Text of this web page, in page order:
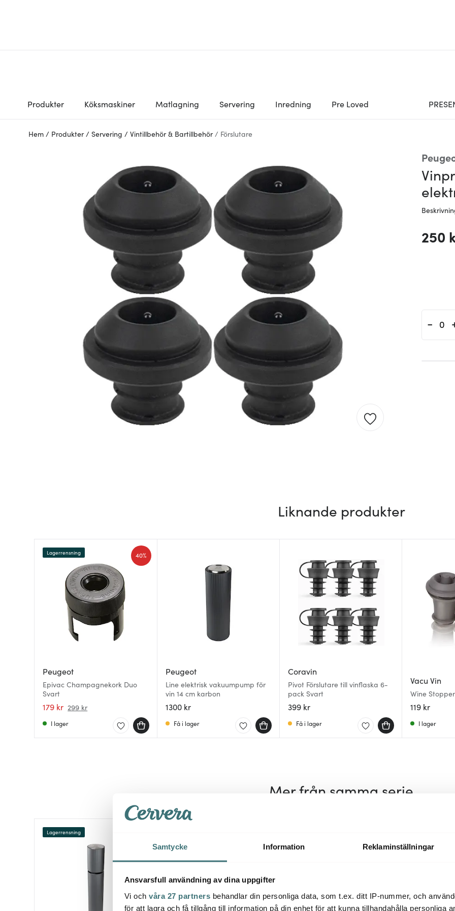
Samtycke Information Reklaminställningar
Ansvarsfull användning av dina uppgifter
Vi och våra 27 partners behandlar din personliga data, som t.ex. ditt IP-nummer, och
för att lagra och få tillgång till information på din enhet för att kunna tillhandahålla personliga
Produkter Köksmaskiner Matlagning Servering Inredning Pre Loved
Hem / Produkter / Servering / Vintillbehör & Bartillbehör / Förslutare
250
-
Liknande produkter
Peugeot
Epivac Champagnekork Duo
Svart
179 kr 299 kr
40%
Lagerrensning
I lager
Peugeot
Line elektrisk vakuumpump för
vin 14 cm karbon
1300 kr
Få i lager
Coravin
Pivot Förslutare till vinflaska 6-
pack Svart
399 kr
Få i lager
Vacu Vin
Wine
119 kr
I lager
Mer från samma serie
Lagerrensning